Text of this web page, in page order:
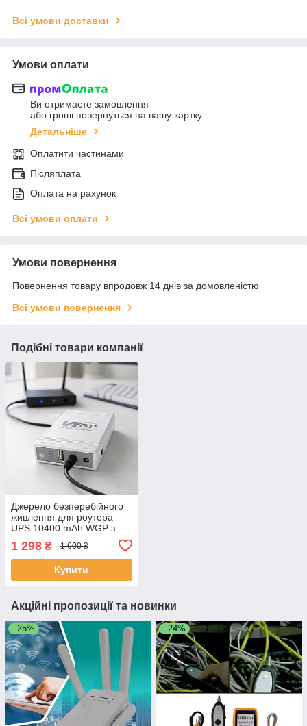
Всі умови доставки
Умови оплати
Ви отримаєте замовлення
або гроші повернуться на вашу картку
Детальніше
Оплатити частинами
Післяплата
Оплата на рахунок
Всі умови оплати
Умови повернення
Повернення товару впродовж 14 днів за домовленістю
Всі умови повернення
Подібні товари компанії
Джерело безперебійного
живлення для роутера
UPS 10400 mAh WGP з
USB і DC-виходами 5V 9V
12V, безперебійник міні
ДБЖ, WGP-104-White
1 298 ₴ 1 600 ₴
Купити
Акційні пропозиції та новинки
–25% –24%